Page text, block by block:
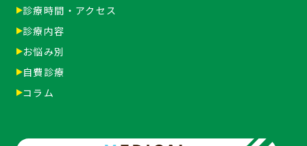
診療時間・アクセス
診療内容
お悩み別
自費診療
コラム